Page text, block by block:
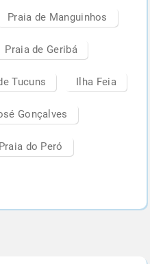
Praia de Manguinhos
Praia de Geribá
Tucuns Ilha Feia
Gonçalves
Praia do Peró